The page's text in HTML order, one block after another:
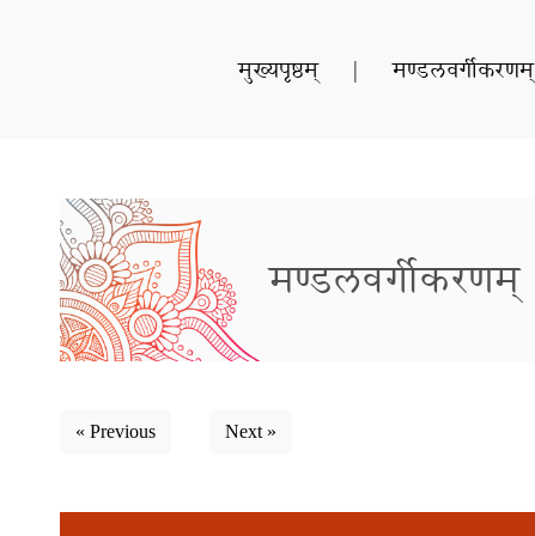
मुख्यपृष्ठम् | मण्डलवर्गीकरणम्
मण्डलवर्गीकरणम्
« Previous Next »